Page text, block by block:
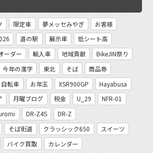
限定車 夢メッセみやぎ
お客様
道の駅 展示車
低シート高
ーダー 輸入車 地域貢献
BikeJIN祭り
今年の漢字 東北 そば
商品券
自転車 お年玉 XSR900GP
Hayabusa
月曜ブログ 税金 U_29
NFR-01
DR-Z4S
DR-Z
そば街道 クラッシック650
スイーツ
バイク買取 カレンダー